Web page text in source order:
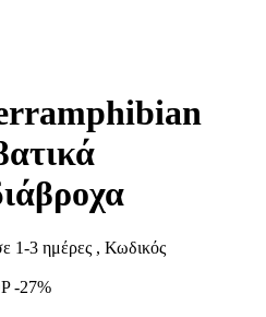
1-3 ημέρες , Κωδικός
-27%